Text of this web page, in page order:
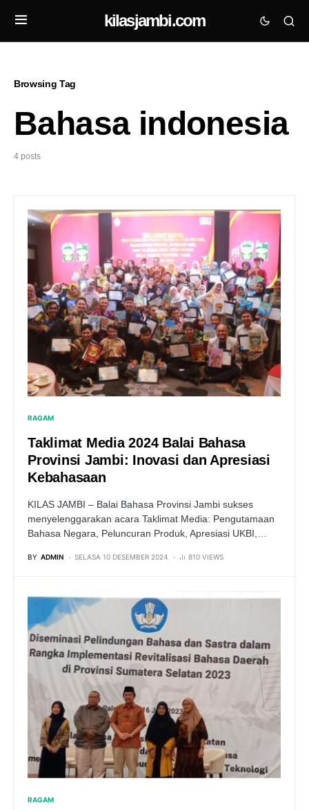
kilasjambi.com
Browsing Tag
Bahasa indonesia
4 posts
RAGAM
Taklimat Media 2024 Balai Bahasa
Provinsi Jambi: Inovasi dan Apresiasi
Kebahasaan
KILAS JAMBI – Balai Bahasa Provinsi Jambi sukses
menyelenggarakan acara Taklimat Media: Pengutamaan
Bahasa Negara, Peluncuran Produk, Apresiasi UKBI,…
BY ADMIN SELASA 10 DESEMBER 2024 810 VIEWS
RAGAM